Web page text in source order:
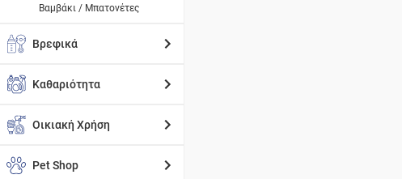
Βαμβάκι / Μπατονέτες
Βρεφικά
Καθαριότητα
Οικιακή Χρήση
Pet Shop